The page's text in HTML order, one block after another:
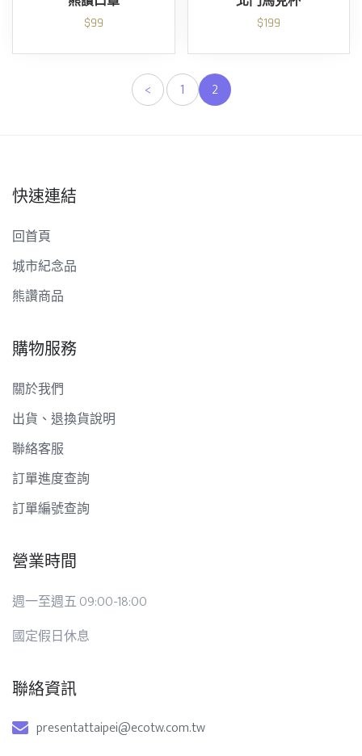
$99
$199
< 1 2
快速連結
回首頁
城市紀念品
熊讚商品
購物服務
關於我們
出貨、退換貨說明
聯絡客服
訂單進度查詢
訂單編號查詢
營業時間
週一至週五 09:00-18:00
國定假日休息
聯絡資訊
presentattaipei@ecotw.com.tw